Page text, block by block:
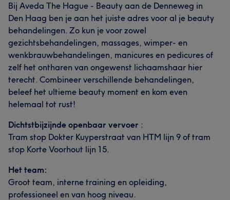
Bij Aveda The Hague - Beauty aan de Denneweg in
Den Haag ben je aan het juiste adres voor al je beauty
behandelingen. Zo kun je voor zowel
gezichtsbehandelingen, massages, wimper- en
wenkbrauwbehandelingen, manicures en pedicures of
zelf het ontharen van ongewenst lichaamshaar hier
terecht. Combineer verschillende behandelingen,
beleef het ultieme beauty moment en kom even
helemaal tot rust!
Dichtstbijzijnde openbaar vervoer :
Tram stop Dokter Kuyperstraat van HTM lijn 9 of tram
stop Korte Voorhout lijn 15.
Het team:
Groot team, interne training en opleiding,
professioneel en van hoog niveau.